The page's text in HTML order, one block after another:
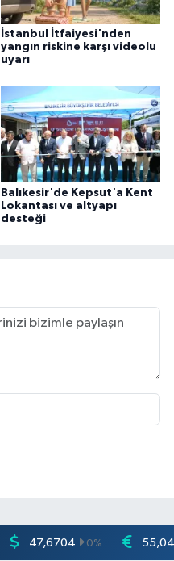
İstanbul İtfaiyesi'nden
yangın riskine karşı videolu
uyarı
Balıkesir'de Kepsut'a Kent
Lokantası ve altyapı
desteği
47,6704 0%